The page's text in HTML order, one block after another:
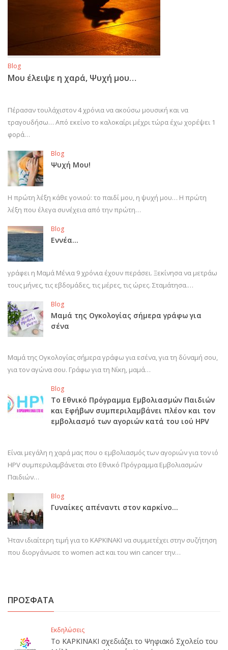
Blog
Μου έλειψε η χαρά, Ψυχή μου…
Πέρασαν τουλάχιστον 4 χρόνια να ακούσω μουσική και να
τραγουδήσω… Από εκείνο το καλοκαίρι μέχρι τώρα έχω χορέψει 1
φορά…
Blog
Ψυχή Μου!
Η πρώτη λέξη κάθε γονιού: το παιδί μου, η ψυχή μου… Η πρώτη
λέξη που έλεγα συνέχεια από την πρώτη…
Blog
Εννέα…
γράφει η Μαμά Μένια 9 χρόνια έχουν περάσει. Ξεκίνησα να μετράω
τους μήνες, τις εβδομάδες, τις μέρες, τις ώρες. Σταμάτησα.…
Blog
Μαμά της Ογκολογίας σήμερα γράφω για
σένα
Μαμά της Ογκολογίας σήμερα γράφω για εσένα, για τη δύναμή σου,
για τον αγώνα σου. Γράφω για τη Νίκη, μαμά…
Blog
Το Εθνικό Πρόγραμμα Εμβολιασμών Παιδιών
και Εφήβων συμπεριλαμβάνει πλέον και τον
εμβολιασμό των αγοριών κατά του ιού HPV
Είναι μεγάλη η χαρά μας που ο εμβολιασμός των αγοριών για τον ιό
HPV συμπεριλαμβάνεται στο Εθνικό Πρόγραμμα Εμβολιασμών
Παιδιών…
Blog
Γυναίκες απέναντι στον καρκίνο…
Ήταν ιδιαίτερη τιμή για το ΚΑΡΚΙΝΑΚΙ να συμμετέχει στην συζήτηση
που διοργάνωσε το women act και του win cancer την…
ΠΡΟΣΦΑΤΑ
Εκδηλώσεις
Το ΚΑΡΚΙΝΑΚΙ σχεδιάζει το Ψηφιακό Σχολείο του